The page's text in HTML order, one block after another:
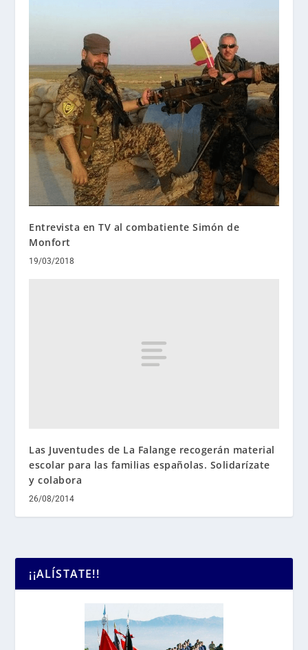
Entrevista en TV al combatiente Simón de
Monfort
19/03/2018
Las Juventudes de La Falange recogerán material
escolar para las familias españolas. Solidarízate
y colabora
26/08/2014
¡¡ALÍSTATE!!